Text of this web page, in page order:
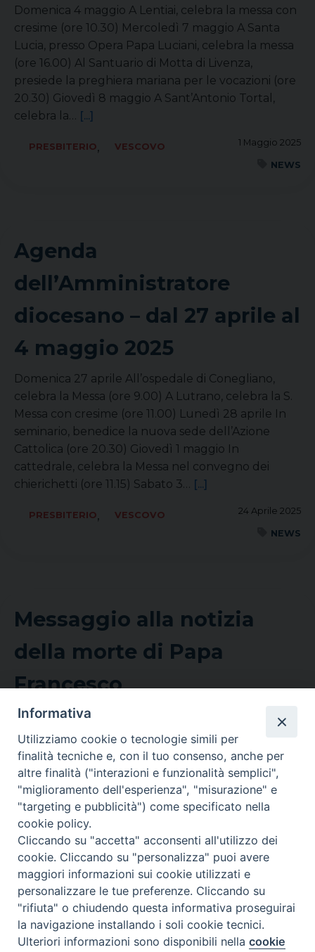
Domenica 4 maggio A Lentiai, celebra la messa con
cresime (ore 10.30) Mercoledì 7 maggio A Santa
Lucia, presso Opera Papa Luciani, celebra la messa
(ore 16.00) Al Santuario di Motta di Livenza,
presiede la preghiera mariana per le vocazioni (ore
20.30) Giovedì 8 maggio A Sant’Antonio Tortal,
celebra la… [...]
1 Maggio 2025
PRESBITERIO,
VESCOVO
NEWS
Agenda
dell’Amministratore
diocesano – dal 27 aprile al
4 maggio 2025
Domenica 27 aprile All’ospedale di Conegliano,
celebra la Messa (ore 9.00) A Lutrano, celebra la S.
Messa con cresime (ore 11.00) Lunedì 28 aprile In
seminario, benedice la nuova sede dell’Azione
Cattolica (ore 20.30) Giovedì 1 maggio In
cattedrale, celebra la Messa nel convegno dei
chierichetti (ore 11.15) Sabato 3… [...]
24 Aprile 2025
PRESBITERIO,
VESCOVO
NEWS
Messaggio alla notizia
della morte di Papa
Francesco
Il messaggio di mons. Martino Zagonel,
Amministratore diocesano, alla notizia della morte
di Papa Francesco. Oggi, alle 15, il suono delle
campane e mercoledì una Messa in suffragio del
Pontefice. «Abbiamo ricevuto con dolore la notizia
della morte di Papa Francesco – scrive mons.
Martino Zagonel, Amministratore diocesano della
diocesi…[...]
21 Aprile 2025
COMUNICATI STAMPA
, , ,
AFFARI GENERALI E AMMINISTRAZIONE
NEWS
Preferenze Cookie
Informativa
Utilizziamo cookie o tecnologie simili per
finalità tecniche e, con il tuo consenso, anche per
altre finalità ("interazioni e funzionalità semplici",
"miglioramento dell'esperienza", "misurazione" e
"targeting e pubblicità") come specificato nella
cookie policy.
Cliccando su "accetta" acconsenti all'utilizzo dei
cookie. Cliccando su "personalizza" puoi avere
maggiori informazioni sui cookie utilizzati e
personalizzare le tue preferenze. Cliccando su
"rifiuta" o chiudendo questa informativa proseguirai
la navigazione installando i soli cookie tecnici.
Ulteriori informazioni sono disponibili nellacookie